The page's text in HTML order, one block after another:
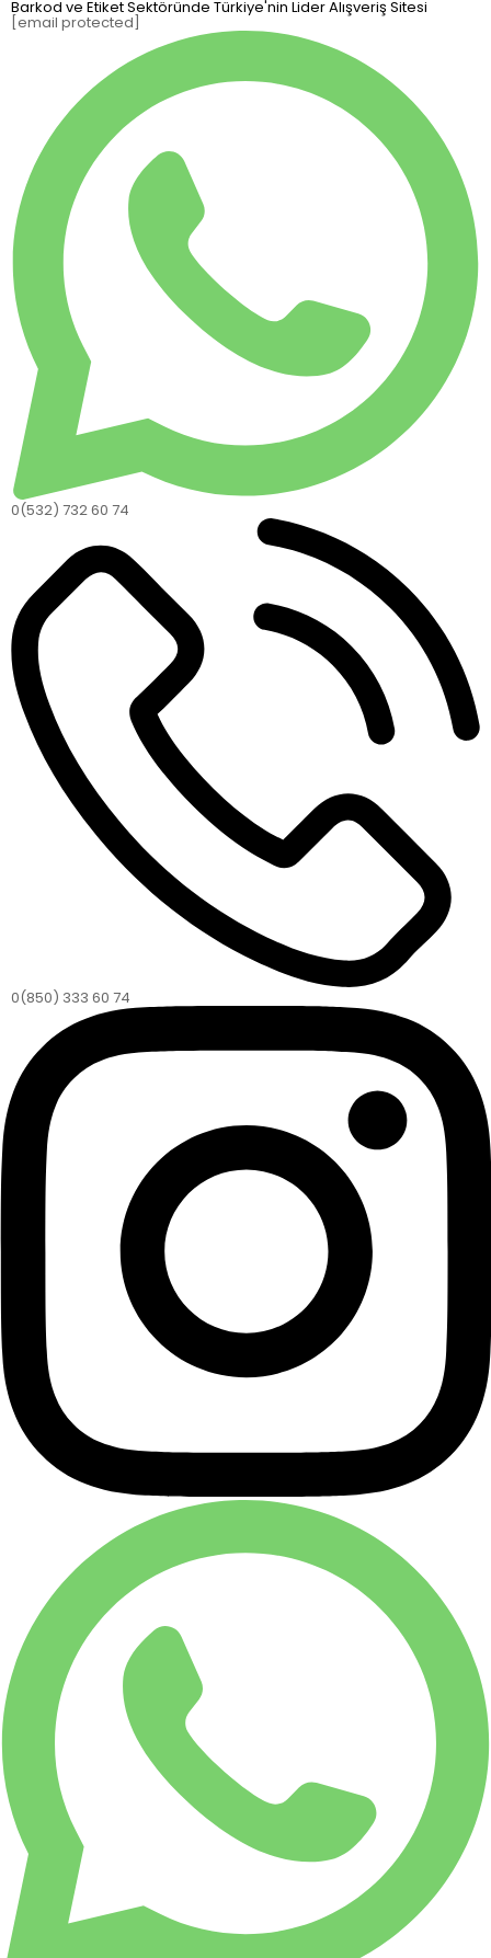
Barkod ve Etiket Sektöründe Türkiye'nin Lider Alışveriş Sitesi
[email protected]
0(532) 732 60 74
0(850) 333 60 74